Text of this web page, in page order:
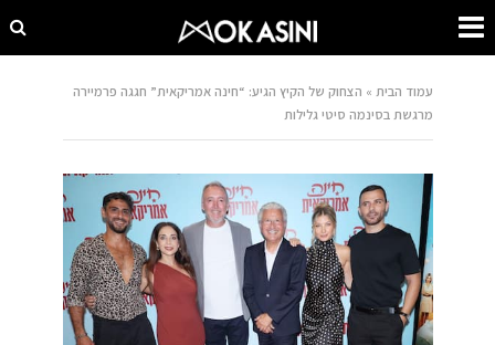
עמוד הבית » הצחוק של הקיץ הגיע: “חינה אמריקאית” חגגה פרמיירה
מרגשת בסינמה סיטי גלילות